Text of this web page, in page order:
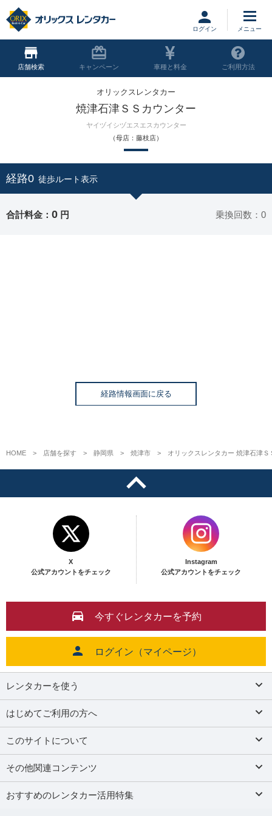
ログイン
店舗 キャンペーン 車種と料金 ご利用方法
オリックスレンタカー
焼津石津ＳＳカウンター
ヤイヅイシヅエスエスカウンター
（母店：藤枝店）
経路0 徒歩ルート表示
合計料金： 0 円 乗換回数：0
経路情報画面に戻る
HOME 店舗を探す 静岡県 焼津市 オリックスレンタカー 焼津石津Ｓ
X
公式アカウントをチェック
Instagram
公式アカウントをチェック
今すぐレンタカーを予約
ログイン（マイページ）
レンタカーを使う
はじめてご利用の方へ
このサイトについて
その他関連コンテンツ
おすすめのレンタカー活用特集